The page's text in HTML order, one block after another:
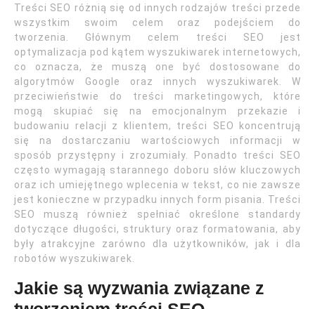
Treści SEO różnią się od innych rodzajów treści przede
wszystkim swoim celem oraz podejściem do
tworzenia. Głównym celem treści SEO jest
optymalizacja pod kątem wyszukiwarek internetowych,
co oznacza, że muszą one być dostosowane do
algorytmów Google oraz innych wyszukiwarek. W
przeciwieństwie do treści marketingowych, które
mogą skupiać się na emocjonalnym przekazie i
budowaniu relacji z klientem, treści SEO koncentrują
się na dostarczaniu wartościowych informacji w
sposób przystępny i zrozumiały. Ponadto treści SEO
często wymagają starannego doboru słów kluczowych
oraz ich umiejętnego wplecenia w tekst, co nie zawsze
jest konieczne w przypadku innych form pisania. Treści
SEO muszą również spełniać określone standardy
dotyczące długości, struktury oraz formatowania, aby
były atrakcyjne zarówno dla użytkowników, jak i dla
robotów wyszukiwarek.
Jakie są wyzwania związane z